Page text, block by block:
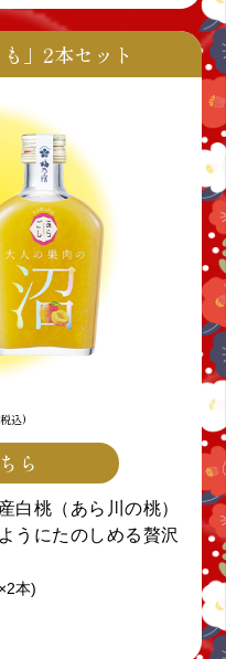
」2本セット
込)
ら
白桃（あら川の桃）
うにたのしめる贅沢
本)